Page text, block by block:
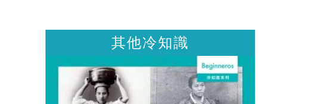
其他冷知識